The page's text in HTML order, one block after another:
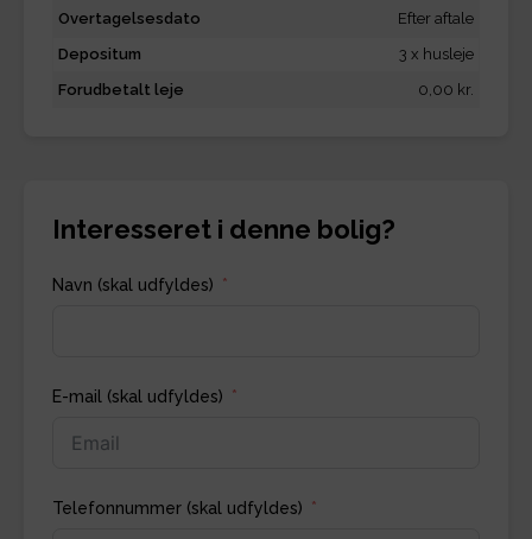
Overtagelsesdato
Efter aftale
Depositum
3 x husleje
Forudbetalt leje
0,00 kr.
Interesseret i denne bolig?
Navn (skal udfyldes)
E-mail (skal udfyldes)
Telefonnummer (skal udfyldes)